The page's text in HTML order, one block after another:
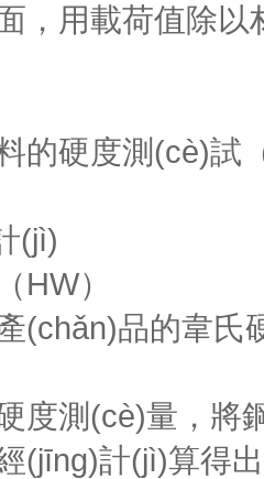
，用載荷值除
的硬度測(cè)試
(jì)
HW）
品的韋氏硬
度測(cè)量，將
，經(jīng)計(jì)算